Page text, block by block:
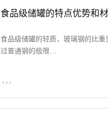
食品级储罐的特点优势和
食品级储罐的轻质，玻璃钢的比
过普通钢的极限…